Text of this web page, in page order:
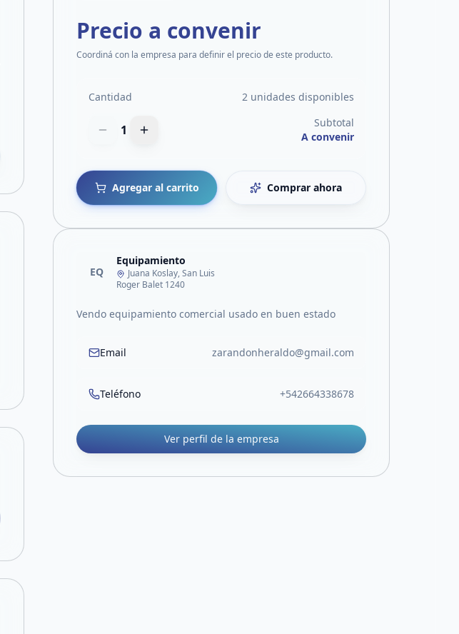
Precio a convenir
Coordiná con la empresa para definir el precio de este producto.
Cantidad 2 unidades disponibles
1
Subtotal
A convenir
Agregar al carrito Comprar ahora
EQ
Equipamiento
Juana Koslay, San Luis
Roger Balet 1240
Vendo equipamiento comercial usado en buen estado
Email zarandonheraldo@gmail.com
Teléfono +542664338678
Ver perfil de la empresa